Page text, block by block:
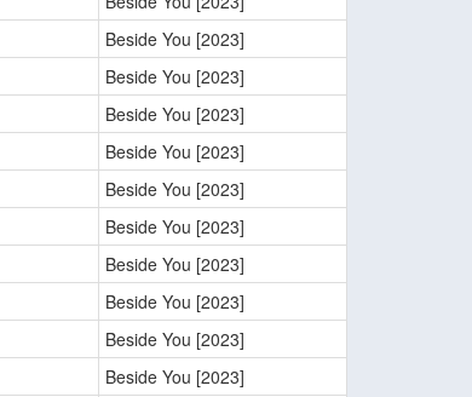
Beside You [2023]
Beside You [2023]
Beside You [2023]
Beside You [2023]
Beside You [2023]
Beside You [2023]
Beside You [2023]
Beside You [2023]
Beside You [2023]
Beside You [2023]